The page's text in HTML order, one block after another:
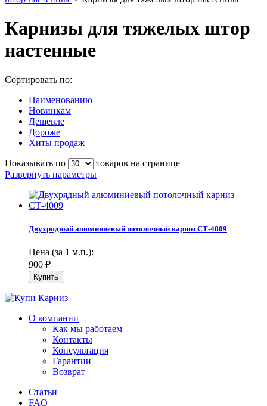
Карнизы для тяжелых штор
настенные
Сортировать по:
Наименованию
Новинкам
Дешевле
Дороже
Хиты продаж
Показывать по
товаров на странице
Развернуть параметры
Двухрядный алюминиевый потолочный карниз СТ-4009
Цена (за 1 м.п.):
900 ₽
О компании
Как мы работаем
Контакты
Консультация
Гарантии
Возврат
Статьи
FAQ